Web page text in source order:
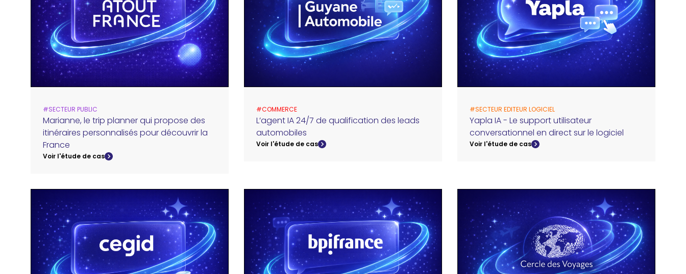
#SECTEUR PUBLIC
Marianne, le trip planner qui propose des
itinéraires personnalisés pour découvrir la
France
Voir l'étude de cas
#COMMERCE
L’agent IA 24/7 de qualification des leads
automobiles
Voir l'étude de cas
#SECTEUR EDITEUR LOGICIEL
Yapla IA - Le support utilisateur
conversationnel en direct sur le logiciel
Voir l'étude de cas